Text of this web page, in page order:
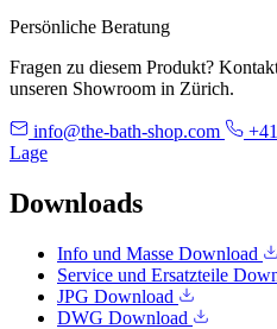
Persönliche Beratung
Fragen zu diesem Produkt?
unseren Showroom in Zürich.
info@the-bath-shop.com
Lage
Downloads
Info und Masse Download
Service und Ersatzteile
JPG Download
DWG Download